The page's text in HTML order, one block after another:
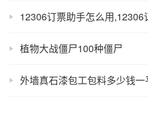
12306订票助手怎么用,12306
植物大战僵尸100种僵尸